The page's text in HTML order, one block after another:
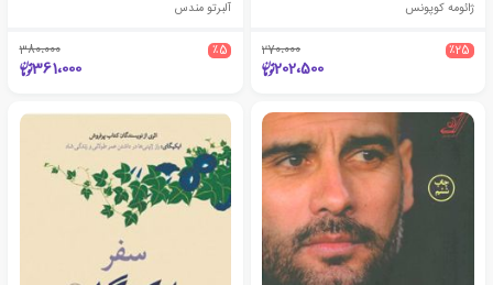
ژائومه کوپونس
٪25 270،000
202،500
آلبرتو مندس
٪5 380،000
361،000